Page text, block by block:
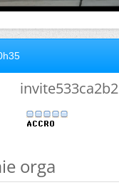
invite533ca2b2
orga